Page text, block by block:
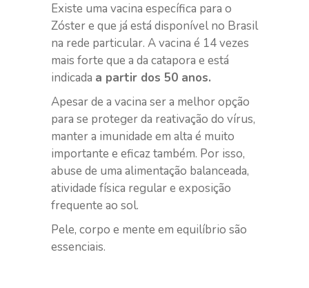
Existe uma vacina específica para o
Zóster e que já está disponível no Brasil
na rede particular. A vacina é 14 vezes
mais forte que a da catapora e está
indicada a partir dos 50 anos.
Apesar de a vacina ser a melhor opção
para se proteger da reativação do vírus,
manter a imunidade em alta é muito
importante e eficaz também. Por isso,
abuse de uma alimentação balanceada,
atividade física regular e exposição
frequente ao sol.
Pele, corpo e mente em equilíbrio são
essenciais.